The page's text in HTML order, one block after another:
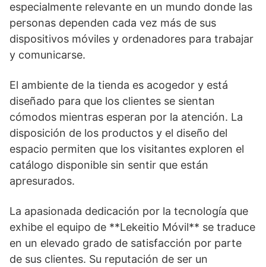
especialmente relevante en un mundo donde las
personas dependen cada vez más de sus
dispositivos móviles y ordenadores para trabajar
y comunicarse.
El ambiente de la tienda es acogedor y está
diseñado para que los clientes se sientan
cómodos mientras esperan por la atención. La
disposición de los productos y el diseño del
espacio permiten que los visitantes exploren el
catálogo disponible sin sentir que están
apresurados.
La apasionada dedicación por la tecnología que
exhibe el equipo de **Lekeitio Móvil** se traduce
en un elevado grado de satisfacción por parte
de sus clientes. Su reputación de ser un